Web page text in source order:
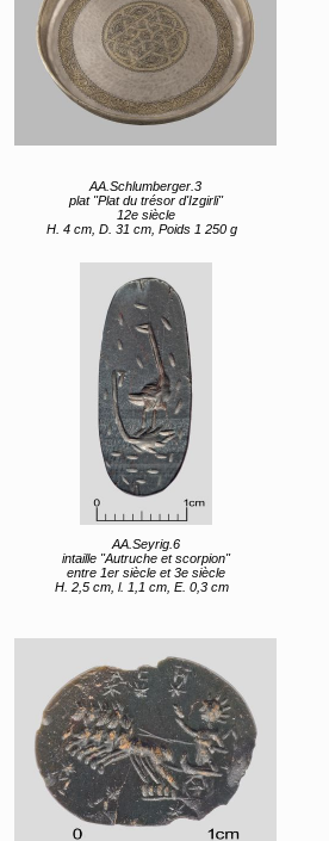
AA.Schlumberger.3
plat "Plat du trésor d'Izgirli"
12e siècle
H. 4 cm, D. 31 cm, Poids 1 250 g
AA.Seyrig.6
intaille "Autruche et scorpion"
entre 1er siècle et 3e siècle
H. 2,5 cm, l. 1,1 cm, E. 0,3 cm